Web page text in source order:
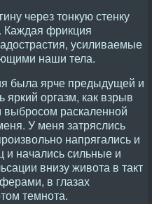
через тонкую стенку
Каждая фрикция
усиливаемые
наши тела.
была ярче предыдущей и
оргазм, как взрыв
выбросом раскаленной
У меня затряслись
напрягались и
начались сильные и
внизу живота в такт
в глазах
темнота.